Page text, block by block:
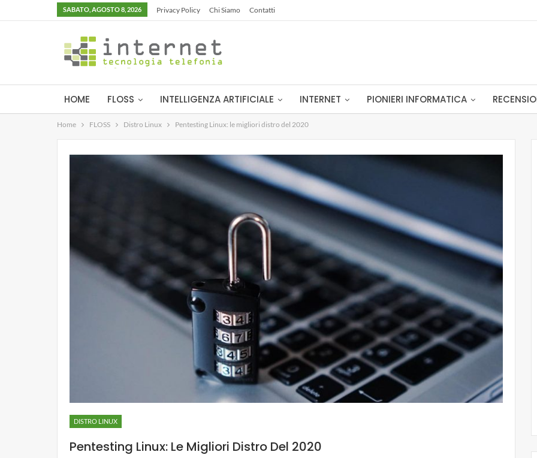
SABATO, AGOSTO 8, 2026 Privacy Policy Chi Siamo Contatti
HOME FLOSS INTELLIGENZA ARTIFICIALE INTERNET PIONIERI INFORMATICA
Home FLOSS Distro Linux Pentesting Linux: le migliori distro del 2020
DISTRO LINUX
Pentesting Linux: Le Migliori Distro Del 2020